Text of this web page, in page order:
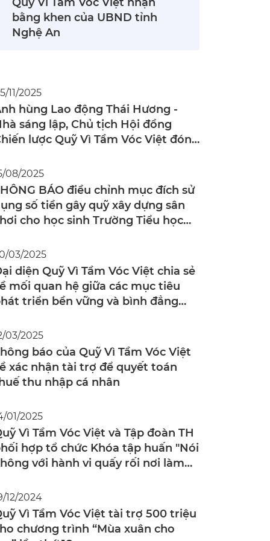
bằng khen của UBND tỉnh
Nghệ An
11/2025
hùng Lao động Thái Hương -
sáng lập, Chủ tịch Hội đồng
lược Quỹ Vì Tầm Vóc Việt đón
nước Nga
08/2025
BÁO điều chỉnh mục đích sử
số tiền gây quỹ xây dựng sân
cho học sinh Trường Tiểu học
03/2025
diện Quỹ Vì Tầm Vóc Việt chia sẻ
mối quan hệ giữa các mục tiêu
triển bền vững và bình đẳng
03/2025
báo của Quỹ Vì Tầm Vóc Việt
xác nhận tài trợ để quyết toán
thu nhập cá nhân
01/2025
Vì Tầm Vóc Việt và Tập đoàn TH
hợp tổ chức Khóa tập huấn "Nói
với hành vi quấy rối nơi làm
12/2024
Vì Tầm Vóc Việt tài trợ 500 triệu
chương trình “Mùa xuân cho